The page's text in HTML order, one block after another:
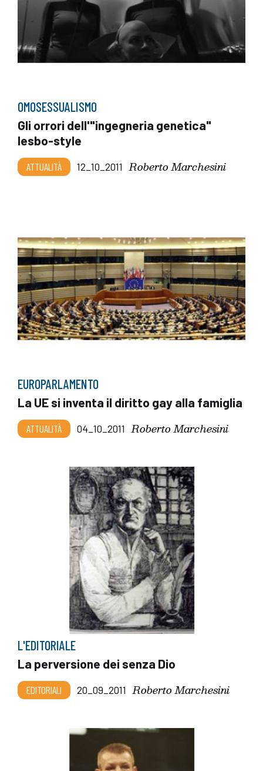
OMOSESSUALISMO
Gli orrori dell'"ingegneria genetica"
lesbo-style
ATTUALITÀ 12_10_2011 Roberto Marchesini
EUROPARLAMENTO
La UE si inventa il diritto gay alla famiglia
ATTUALITÀ 04_10_2011 Roberto Marchesini
L'EDITORIALE
La perversione dei senza Dio
EDITORIALI 20_09_2011 Roberto Marchesini